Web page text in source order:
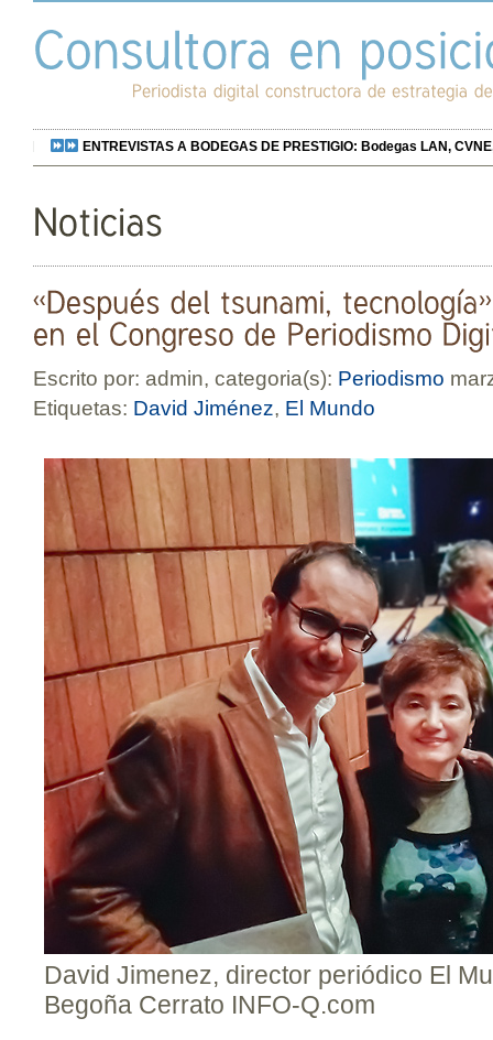
ENTREVISTAS A BODEGAS DE PRESTIGIO: Bodegas LAN,
Escrito por: admin, categoria(s): Periodismo
Etiquetas: David Jiménez, El Mundo
David Jimenez, director periódico El
Begoña Cerrato INFO-Q.com